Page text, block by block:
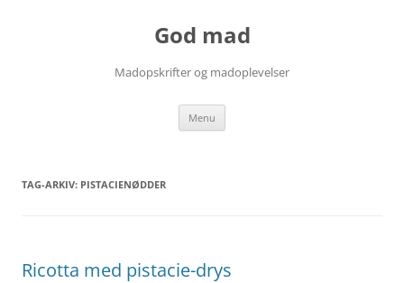
God mad
Madopskrifter og madoplevelser
Menu
TAG-ARKIV: PISTACIENØDDER
Ricotta med pistacie-drys